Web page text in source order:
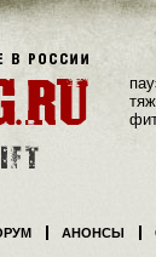
АНОНСЫ